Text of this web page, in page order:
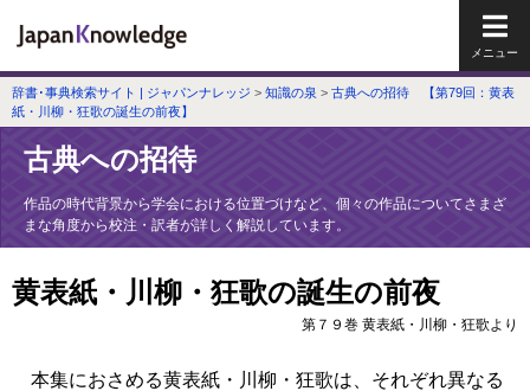
辞書･事典検索サイト | ジャパンナレッジ > 知識の泉 > 古典への招待 【第79回：黄表
紙・川柳・狂歌の誕生の前夜】
古典への招待
作品の時代背景から学会における位置づけなど、個々の作品についてさまざ
まな角度から校注・訳者が詳しく解説しています。
黄表紙・川柳・狂歌の誕生の前夜
第７９巻 黄表紙・川柳・狂歌より
本集におさめる黄表紙・川柳・狂歌は、それぞれ異なる